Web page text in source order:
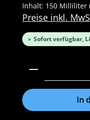
Inhalt: 150 Milliliter
Preise inkl.
Sofort verfügbar,
Produkt
In